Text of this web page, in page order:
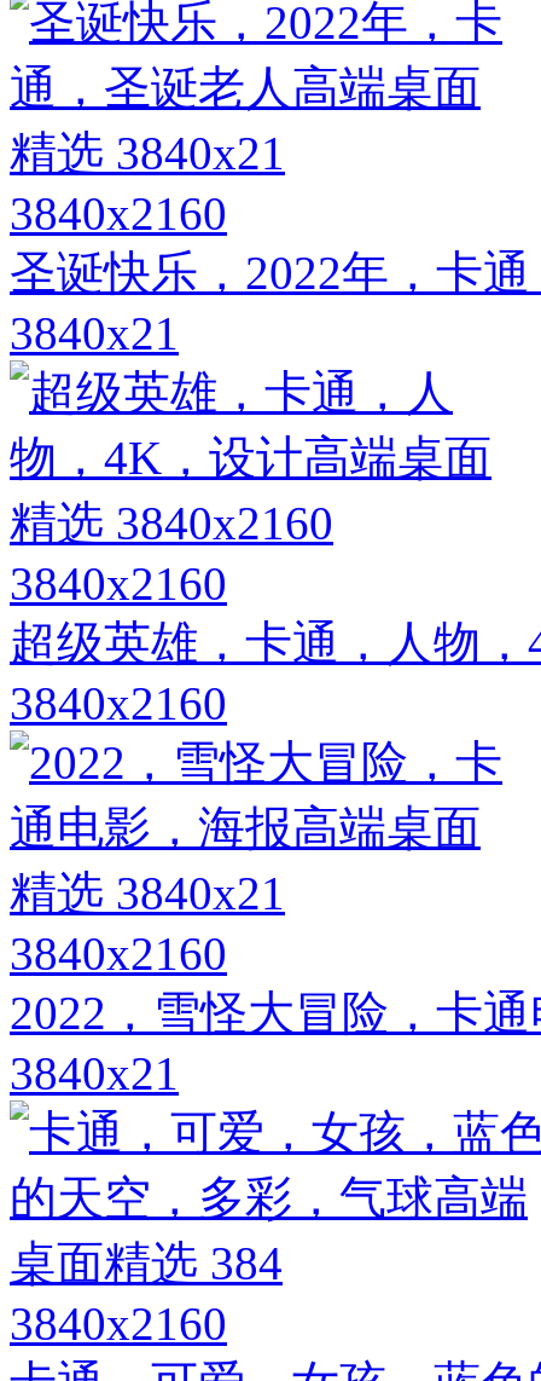
3840x2160
圣诞快乐，2022年，卡
3840x21
3840x2160
超级英雄，卡通，人物
3840x2160
3840x2160
2022，雪怪大冒险，卡
3840x21
3840x2160